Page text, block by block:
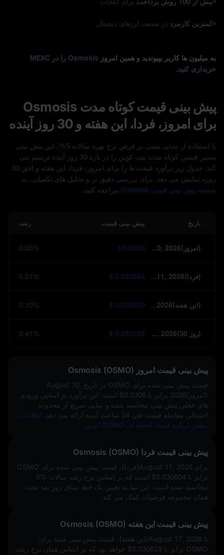
کمترین کارمزد در صنعت ارزهای دیجیتال
به میلیون‌ ها کاربر بپیوندید و همین امروز
Osmosis را در MEXC
خریداری کنید.
پیش‌ بینی قیمت کوتاه‌ مدت Osmosis
برای امروز، فردا، این هفته و 30 روز آینده
با استفاده از مدلی مبتنی بر فرض نرخ بهره سالانه 5%، این پیش‌ بینی
مسیر قیمتی کوتاه‌ مدت بیت‌ کوین را در بازه 30 روز آینده ترسیم می‌
کند. جدول زیر برآورد قیمت‌ ها را برای امروز، فردا، این هفته و افق 30
روزه نمایش می‌ دهد. برای بررسی دقیق‌ تر و تحلیل‌ های تکمیلی، به
صفحه پیش‌ بینی قیمت Osmosis
مراجعه کنید.
تاریخ پیش بینی قیمت رشد
August 10, 2026(امروز) $ 0.0306
0.00%
August 11, 2026(فردا) $ 0.030604
0.01%
August 17, 2026(این هفته) $ 0.030629
0.10%
September 9, 2026(30 روز) $ 0.030725
0.41%
پیش‌ بینی قیمت امروز Osmosis (OSMO)
قیمت پیش‌ بینی‌ شده برای OSMO در تاریخ
August 10,
2026(امروز)
برابر با $0.0306 است. این برآورد بر اساس ورودی‌
های فعلی پیش‌ بینی محاسبه شده و نمایی سریع از محدوده
احتمالی معامله قیمت طی 24 ساعت آینده ارائه می‌ دهد.
اطلاعات
بیشتر درباره قیمت لحظه‌ ای OSMO امروز.
پیش‌ بینی قیمت فردا Osmosis (OSMO)
برای August 11, 2026(فردا)، قیمت پیش‌ بینی‌ شده برای OSMO
برابر با $0.030604 است که بر اساس نرخ رشد سالانه 5%
محاسبه شده است. این نما به تعیین یک خط مبنای روز بعد تحت
همان مجموعه فرضیات کمک می‌ کند.
پیش‌ بینی قیمت این هفته Osmosis (OSMO)
تا August 17, 2026(این هفته)، قیمت پیش‌ بینی‌ شده برای
OSMO برابر با
$0.030629 خواهد بود که بر اساس همان نرخ رشد